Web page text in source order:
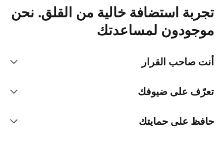
تجربة استضافة خالية من القلق. نحن
موجودون لمساعدتك
أنت صاحب القرار
تعرّف على ضيوفك
حافظ على حمايتك